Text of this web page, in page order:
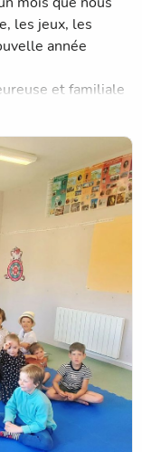
les jeux, les
année
et familiale
de la petite
vers de nouveaux
chez nous,
de
Et oui c’est ça la
le sourire
dix mois à venir,
les CE/CM.
vous servir :
de même une
une classe
Pascale
dépassements de